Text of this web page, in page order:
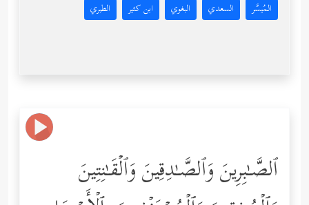
المُيسَّر السعدي البغوي ابن كثير الطبري
ٱلصَّـٰبِرِینَ وَٱلصَّـٰدِقِینَ وَٱلۡقَـٰنِتِینَ